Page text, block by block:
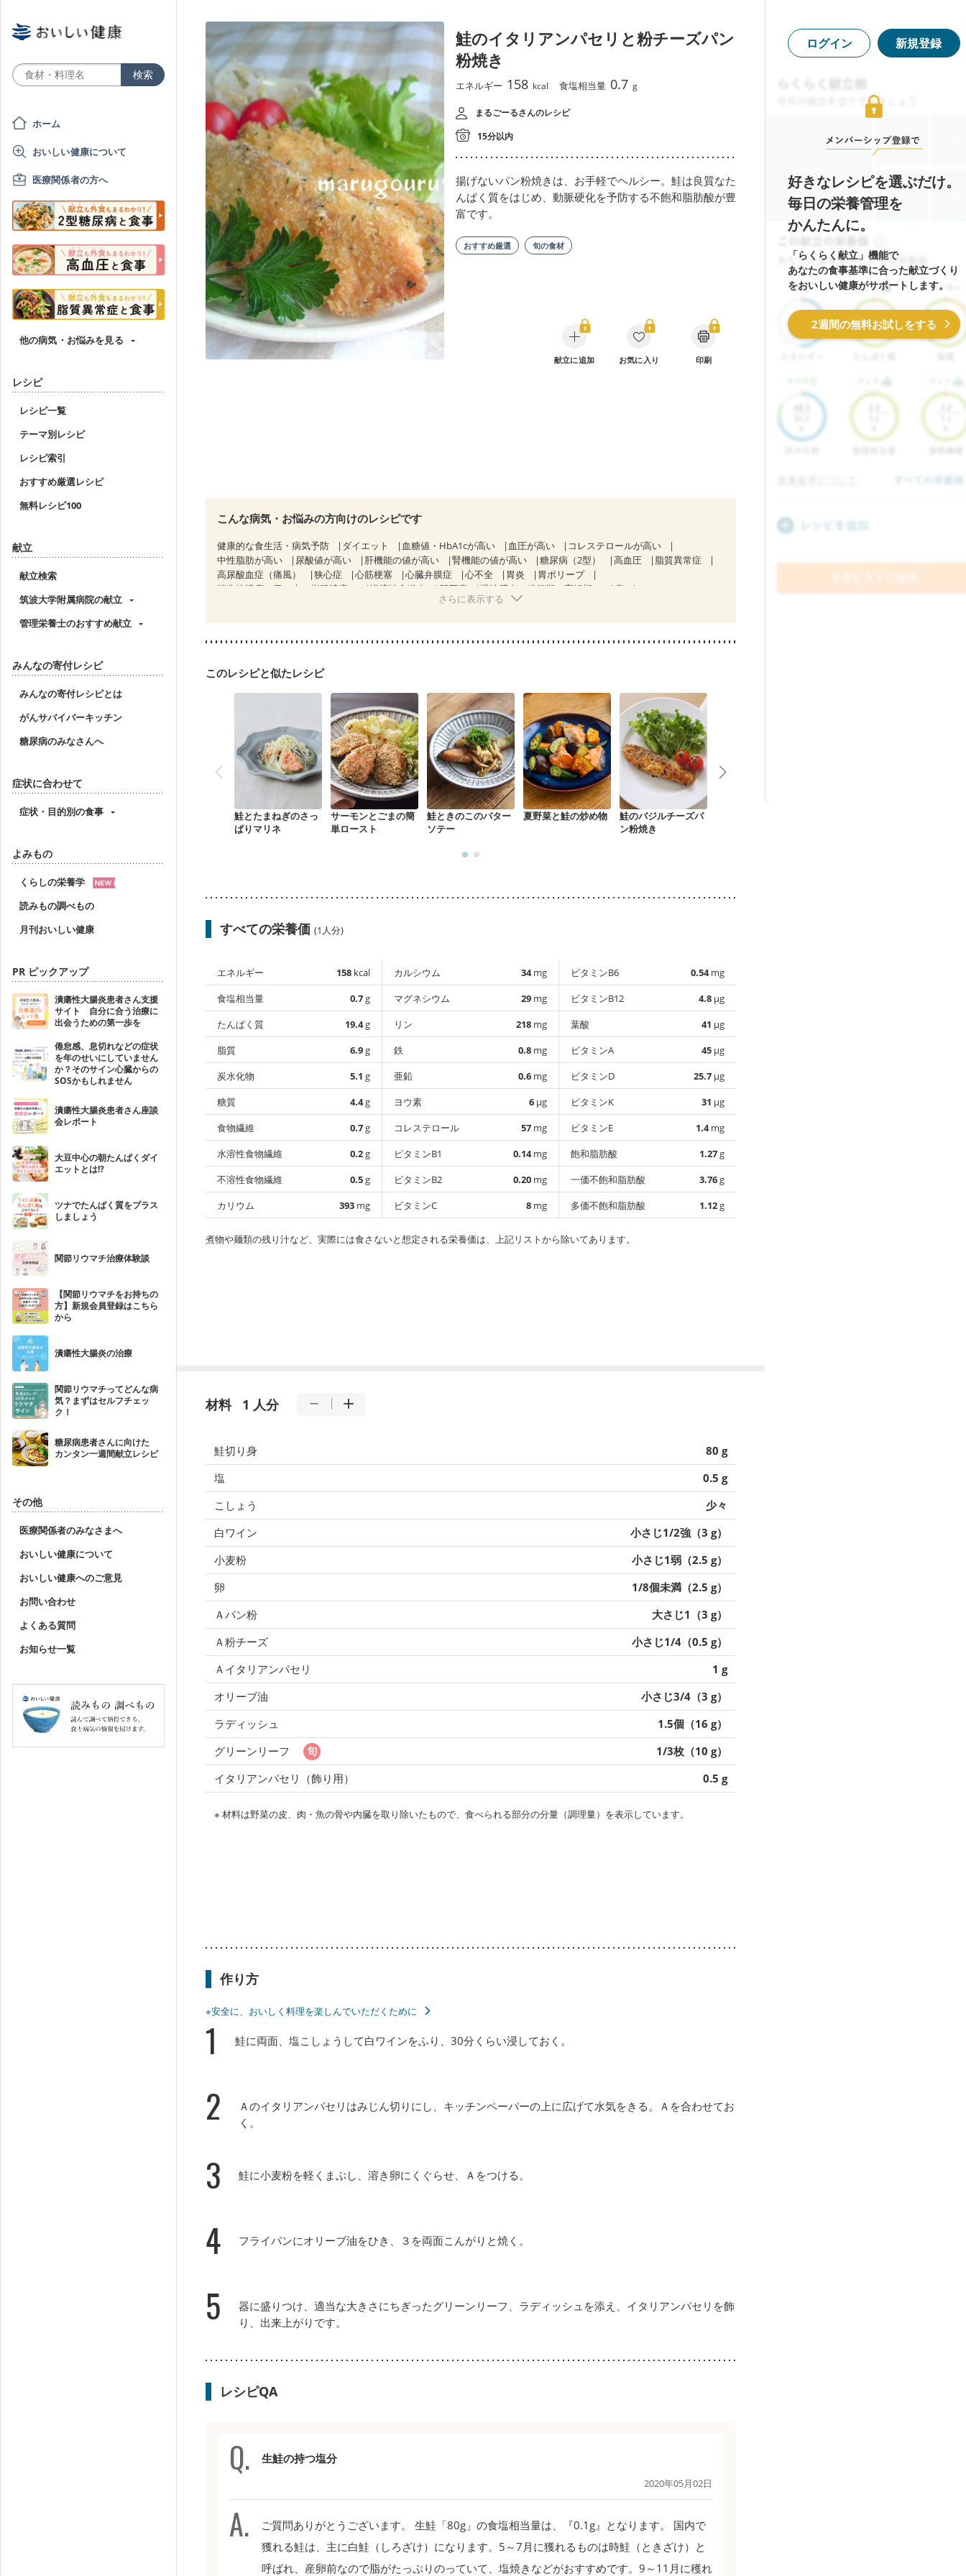
ホーム
おいしい健康について
医療関係者の方へ
他の病気・お悩みを見る
レシピ
レシピ一覧
テーマ別レシピ
レシピ索引
おすすめ厳選レシピ
無料レシピ100
献立
献立検索
筑波大学附属病院の献立
管理栄養士のおすすめ献立
みんなの寄付レシピ
みんなの寄付レシピとは
がんサバイバーキッチン
糖尿病のみなさんへ
症状に合わせて
症状・目的別の食事
よみもの
くらしの栄養学
読みもの調べもの
月刊おいしい健康
PR ピックアップ
潰瘍性大腸炎患者さん支援
サイト 自分に合う治療に
出会うための第一歩を
倦怠感、息切れなどの症状
を年のせいにしていません
か？そのサイン心臓からの
SOSかもしれません
潰瘍性大腸炎患者さん座談
会レポート
大豆中心の朝たんぱくダイ
エットとは!?
ツナでたんぱく質をプラス
しましょう
関節リウマチ治療体験談
【関節リウマチをお持ちの
方】新規会員登録はこちら
から
潰瘍性大腸炎の治療
関節リウマチってどんな病
気？まずはセルフチェッ
ク！
糖尿病患者さんに向けた
カンタン一週間献立レシピ
その他
医療関係者のみなさまへ
おいしい健康について
おいしい健康へのご意見
お問い合わせ
よくある質問
お知らせ一覧
鮭のイタリアンパセリと粉チーズパン
粉焼き
エネルギー 158 kcal 食塩相当量 0.7 g
まるごーるさんのレシピ
15分以内
揚げないパン粉焼きは、お手軽でヘルシー。鮭は良質なた
んぱく質をはじめ、動脈硬化を予防する不飽和脂肪酸が豊
富です。
おすすめ厳選 旬の食材
献立に追加 お気に入り 印刷
こんな病気・お悩みの方向けのレシピです
健康的な食生活・病気予防 ダイエット 血糖値・HbA1cが高い 血圧が高い
コレステロールが高い
中性脂肪が高い
尿酸値が高い 肝機能の値が高い 腎機能の値が高い 糖尿病（2型） 高血圧
脂質異常症
高尿酸血症（痛風）
狭心症 心筋梗塞 心臓弁膜症 心不全 胃炎
胃ポリープ
消化性潰瘍（胃・十二指腸潰瘍）
逆流性食道炎 胆石症 慢性膵炎（移行期・寛解期）
痔
過敏性腸症候群（IBS）
乳がん（放射線治療中）
乳がん治療を終えた方・経過観察中の方など 産後（母乳）
産後（混合栄養）
妊活中
更年期
さらに表示する
このレシピと似たレシピ
鮭とたまねぎのさっ
ぱりマリネ
サーモンとごまの簡
単ロースト
鮭ときのこのバター
ソテー
夏野菜と鮭の炒め物
鮭のバジルチーズパ
ン粉焼き
すべての栄養価 (1人分)
エネルギー 158 kcal
食塩相当量
0.7g
たんぱく質
19.4g
脂質
6.9g
炭水化物
5.1 g
糖質
4.4g
食物繊維
0.7g
水溶性食物繊維
0.2g
不溶性食物繊維
0.5g
カリウム
393 mg
カルシウム 34mg
マグネシウム
29 mg
リン
218 mg
鉄
0.8 mg
亜鉛
0.6 mg
ヨウ素
6 µg
コレステロール
57 mg
ビタミンB1
0.14mg
ビタミンB2
0.20 mg
ビタミンC
8 mg
ビタミンB6 0.54mg
ビタミンB12
4.8 µg
葉酸
41 µg
ビタミンA
45 µg
ビタミンD
25.7 µg
ビタミンK
31 µg
ビタミンE
1.4mg
飽和脂肪酸
1.27g
一価不飽和脂肪酸
3.76g
多価不飽和脂肪酸
1.12g
煮物や麺類の残り汁など、実際には食さないと想定される栄養価は、上記リストから除いてあります。
材料 1 人分
鮭切り身
80 g
塩
0.5 g
こしょう
少々
白ワイン
小さじ1/2強（3 g）
小麦粉
小さじ1弱（2.5 g）
卵
1/8個未満（2.5 g）
Ａパン粉
大さじ1（3 g）
Ａ粉チーズ
小さじ1/4（0.5 g）
Ａイタリアンパセリ
1 g
オリーブ油
小さじ3/4（3 g）
ラディッシュ
1.5個（16 g）
グリーンリーフ
1/3枚（10 g）
イタリアンパセリ（飾り用）
0.5 g
※ 材料は野菜の皮、肉・魚の骨や内臓を取り除いたもので、食べられる部分の分量（調理量）を表示しています。
作り方
※安全に、おいしく料理を楽しんでいただくために
1 鮭に両面、塩こしょうして白ワインをふり、30分くらい浸しておく。
2
Ａのイタリアンパセリはみじん切りにし、キッチンペーパーの上に広げて水気をきる。Ａを合わせてお
く。
3 鮭に小麦粉を軽くまぶし、溶き卵にくぐらせ、Ａをつける。
4 フライパンにオリーブ油をひき、３を両面こんがりと焼く。
5
器に盛りつけ、適当な大きさにちぎったグリーンリーフ、ラディッシュを添え、イタリアンパセリを飾
り、出来上がりです。
レシピQA
生鮭の持つ塩分
2020年05月02日
ご質問ありがとうございます。 生鮭「80g」の食塩相当量は、『0.1g』となります。 国内で
獲れる鮭は、主に白鮭（しろざけ）になります。5～7月に獲れるものは時鮭（ときざけ）と
呼ばれ、産卵前なので脂がたっぷりのっていて、塩焼きなどがおすすめです。9～11月に穫れ
ログイン 新規登録
好きなレシピを選ぶだけ。
毎日の栄養管理を
かんたんに。
「らくらく献立」機能で
あなたの食事基準に合った献立づくり
をおいしい健康がサポートします。
2週間の無料お試しをする